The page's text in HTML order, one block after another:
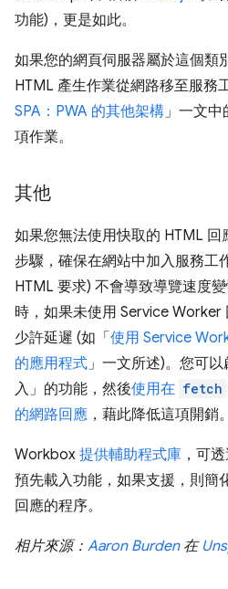
功能)，更是如此。
如果您的網頁伺服器屬於這個類
HTML 產生作業從網路移至服務
SPA：PWA 的其他架構」一文中
項作業。
其他
如果您無法使用快取的 HTML
步驟，確保在網站中加入服務工
HTML 要求) 不會導致導覽速度
時，如果未使用 Service
少許延遲 (如「 使用 Service
的應用程式」一文所述)。您可
入」 的功能，然後使用在 fetch
的網路回應 ，藉此降低這項開銷。
Workbox 提供輔助程式庫 ，可
預先載入功能，如果支援，則簡
回應的程序。
相片來源： Aaron Burden在